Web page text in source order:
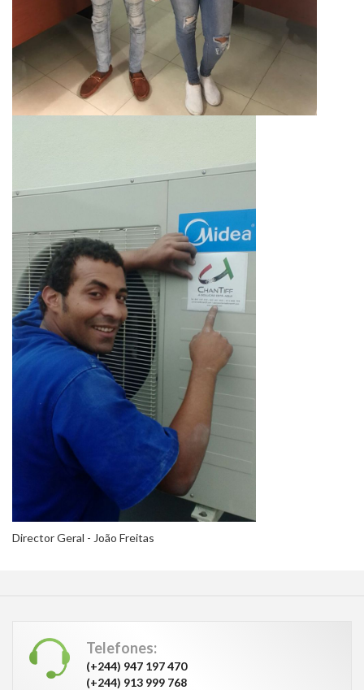
Director Geral - João Freitas
Telefones:
(+244) 947 197 470
(+244) 913 999 768